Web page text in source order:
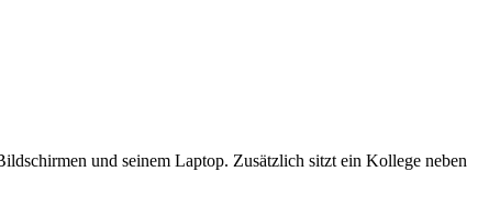
und seinem Laptop. Zusätzlich sitzt ein Kollege neben